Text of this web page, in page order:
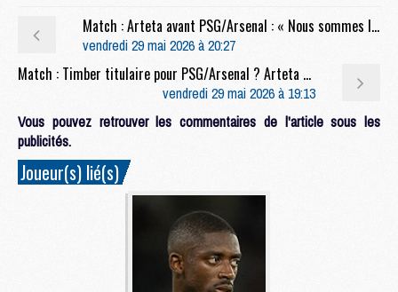
Match : Arteta avant PSG/Arsenal : « Nous sommes là pour leur prendre le trophée »
vendredi 29 mai 2026 à 20:27
Match : Timber titulaire pour PSG/Arsenal ? Arteta sort du silence
vendredi 29 mai 2026 à 19:13
Vous pouvez retrouver les commentaires de l'article sous les
publicités.
Joueur(s) lié(s)